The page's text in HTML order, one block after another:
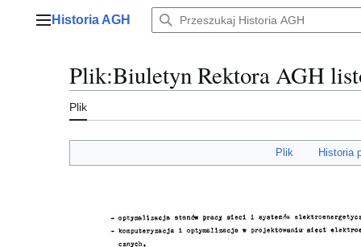
Menu główne
Historia AGH
Plik:Biuletyn Rektora AGH
Plik
Plik Historia